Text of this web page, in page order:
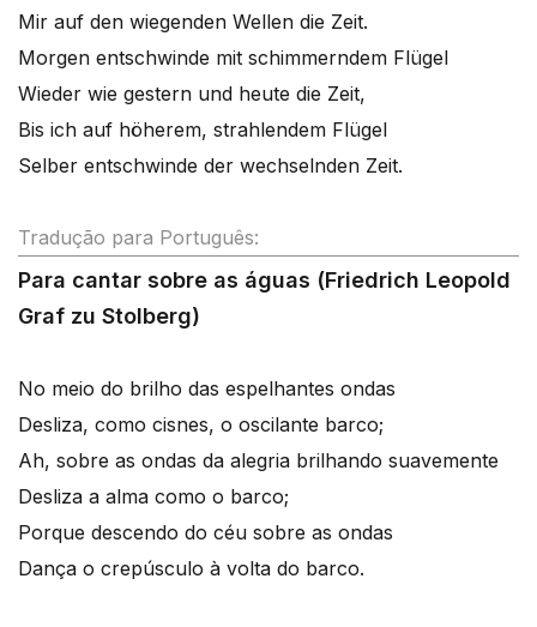
Mir auf den wiegenden Wellen die Zeit.
Morgen entschwinde mit schimmerndem Flügel
Wieder wie gestern und heute die Zeit,
Bis ich auf höherem, strahlendem Flügel
Selber entschwinde der wechselnden Zeit.
Tradução para Português:
Para cantar sobre as águas (Friedrich Leopold
Graf zu Stolberg)
No meio do brilho das espelhantes ondas
Desliza, como cisnes, o oscilante barco;
Ah, sobre as ondas da alegria brilhando suavemente
Desliza a alma como o barco;
Porque descendo do céu sobre as ondas
Dança o crepúsculo à volta do barco.